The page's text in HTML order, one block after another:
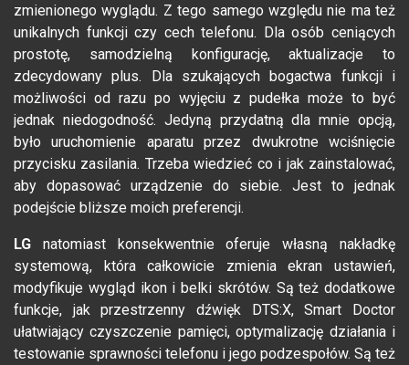
zmienionego wyglądu. Z tego samego względu nie ma też
unikalnych funkcji czy cech telefonu. Dla osób ceniących
prostotę, samodzielną konfigurację, aktualizacje to
zdecydowany plus. Dla szukających bogactwa funkcji i
możliwości od razu po wyjęciu z pudełka może to być
jednak niedogodność. Jedyną przydatną dla mnie opcją,
było uruchomienie aparatu przez dwukrotne wciśnięcie
przycisku zasilania. Trzeba wiedzieć co i jak zainstalować,
aby dopasować urządzenie do siebie. Jest to jednak
podejście bliższe moich preferencji.
LG natomiast konsekwentnie oferuje własną nakładkę
systemową, która całkowicie zmienia ekran ustawień,
modyfikuje wygląd ikon i belki skrótów. Są też dodatkowe
funkcje, jak przestrzenny dźwięk DTS:X, Smart Doctor
ułatwiający czyszczenie pamięci, optymalizację działania i
testowanie sprawności telefonu i jego podzespołów. Są też